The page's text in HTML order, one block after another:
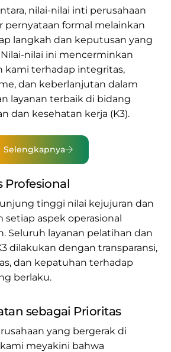
, nilai-nilai inti perusahaan
pernyataan formal melainkan
langkah dan keputusan yang
nilai ini mencerminkan
kami terhadap integritas,
dan keberlanjutan dalam
layanan terbaik di bidang
dan kesehatan kerja (K3).
Selengkapnya
Profesional
tinggi nilai kejujuran dan
setiap aspek operasional
Seluruh layanan pelatihan dan
dilakukan dengan transparansi,
dan kepatuhan terhadap
berlaku.
sebagai Prioritas
yang bergerak di
meyakini bahwa